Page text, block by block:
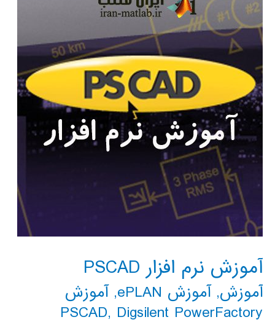
آموزش نرم افزار PSCAD
آموزش,آموزش ePLAN ,آموزش
PSCAD, Digsilent PowerFactory